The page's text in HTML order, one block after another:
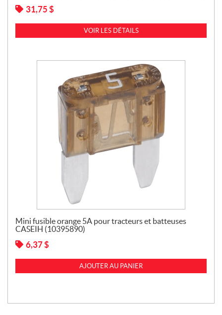
31,75 $
VOIR LES DÉTAILS
Mini fusible orange 5A pour tracteurs et batteuses
CASEIH (10395890)
6,37 $
AJOUTER AU PANIER